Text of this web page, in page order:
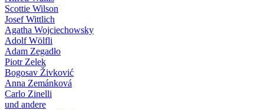
Scottie Wilson
Josef Wittlich
Agatha Wojciechowsky
Adolf Wölfli
Adam Zegadło
Piotr Zelek
Bogosav Živković
Anna Zemánková
Carlo Zinelli
und andere